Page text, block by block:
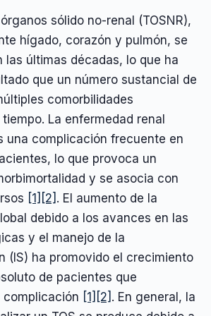
sólido no-renal (TOSNR),
hígado, corazón y pulmón, se
las últimas décadas, lo que ha
que un número sustancial de
comorbilidades
La enfermedad renal
una complicación frecuente en
lo que provoca un
y se asocia con
[1] [2] . El aumento de la
debido a los avances en las
y el manejo de la
(IS) ha promovido el crecimiento
de pacientes que
complicación [1] [2] . En general, la